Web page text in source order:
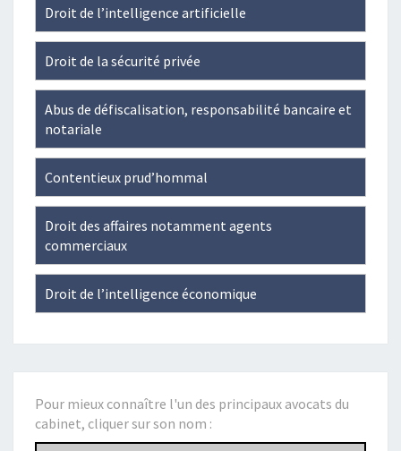
profile
on
Facebook
Droit de l’intelligence artificielle
Droit de la sécurité privée
Abus de défiscalisation, responsabilité bancaire et
notariale
Contentieux prud’hommal
Droit des affaires notamment agents
commerciaux
Droit de l’intelligence économique
Pour mieux connaître l'un des principaux avocats du
cabinet, cliquer sur son nom :